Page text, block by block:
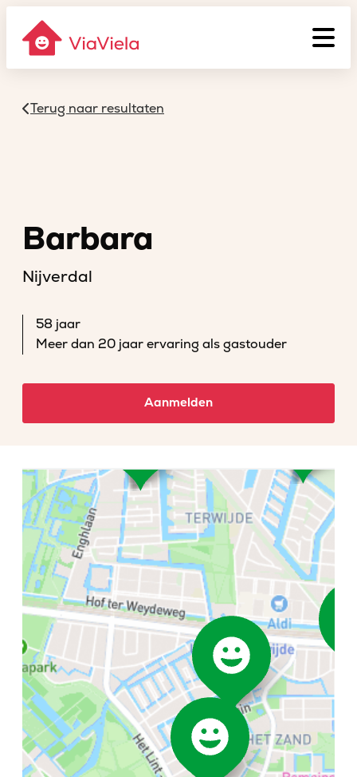
Terug naar resultaten
Barbara
Nijverdal
58 jaar
Meer dan 20 jaar ervaring als gastouder
Aanmelden